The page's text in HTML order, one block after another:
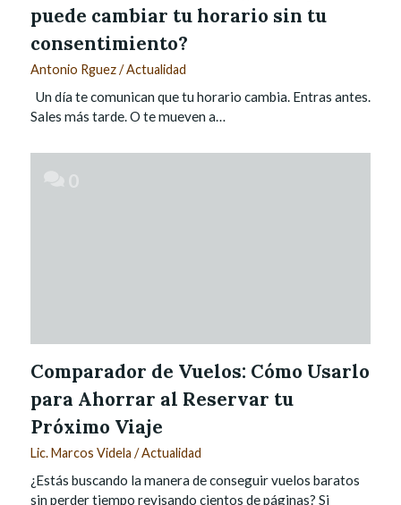
puede cambiar tu horario sin tu
consentimiento?
Antonio Rguez/Actualidad
Un día te comunican que tu horario cambia. Entras antes.
Sales más tarde. O te mueven a…
Comparador de Vuelos: Cómo Usarlo
para Ahorrar al Reservar tu
Próximo Viaje
Lic. Marcos Videla /Actualidad
¿Estás buscando la manera de conseguir vuelos baratos
sin perder tiempo revisando cientos de páginas? Si